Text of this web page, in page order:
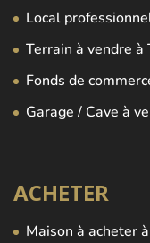
Local
Terrain à vendre à
Fonds de
Garage / Cave à
ACHETER
Maison à acheter